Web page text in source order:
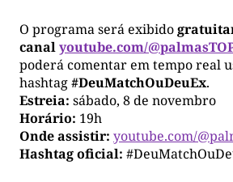
O programa será exibido
canalyoutube.com/
poderá comentar em tempo real
hashtag#DeuMatchOuDeuEx.
Estreia: sábado, 8 de novembro
Horário: 19h
Onde assistir: youtube.com/
Hashtag oficial: